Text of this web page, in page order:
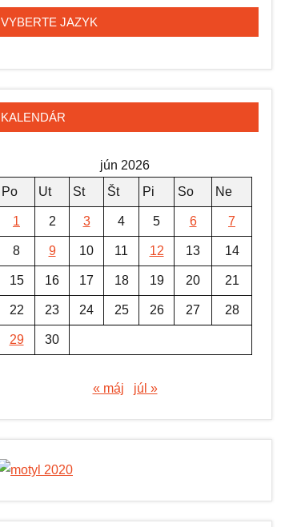
VYBERTE JAZYK
KALENDÁR
jún 2026
Po
Ut St Št Pi So Ne
1 2 3 4 5 6 7
8 9 10 11 12 13 14
15 16 17 18 19 20 21
22 23 24 25 26 27 28
29 30
« máj júl »